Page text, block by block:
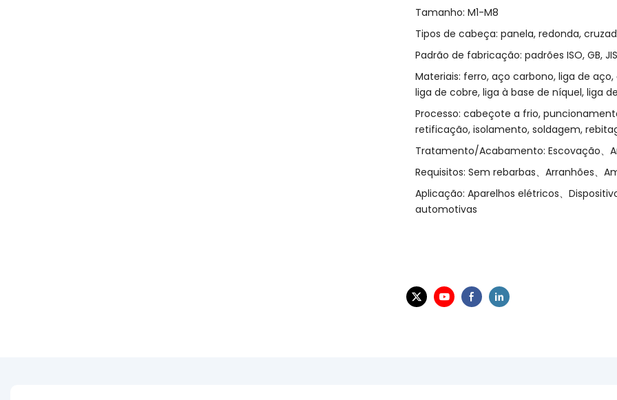
Tamanho: M1-M8
Tipos de cabeça: panela, redonda,
Padrão de fabricação: padrões ISO, GB,
Materiais: ferro, aço carbono, liga de
liga de cobre, liga à base de níquel, liga
Processo: cabeçote a frio,
retificação, isolamento, soldagem,
Tratamento/Acabamento: Escovação、
Requisitos: Sem rebarbas、Arranhões、
Aplicação: Aparelhos elétricos、
automotivas